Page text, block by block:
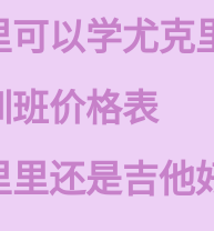
可以学尤克
班价格表
里还是吉他